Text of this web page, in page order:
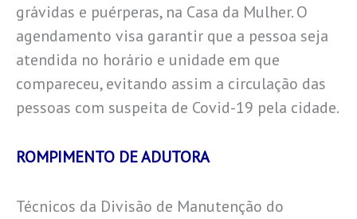
grávidas e puérperas, na Casa da Mulher. O
agendamento visa garantir que a pessoa seja
atendida no horário e unidade em que
compareceu, evitando assim a circulação das
pessoas com suspeita de Covid-19 pela cidade.
ROMPIMENTO DE ADUTORA
Técnicos da Divisão de Manutenção do